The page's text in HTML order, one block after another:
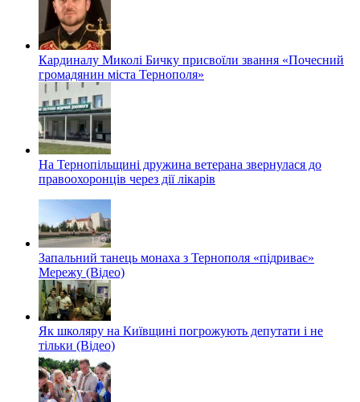
Кардиналу Миколі Бичку присвоїли звання «Почесний
громадянин міста Тернополя»
На Тернопільщині дружина ветерана звернулася до
правоохоронців через дії лікарів
Запальний танець монаха з Тернополя «підриває»
Мережу (Відео)
Як школяру на Київщині погрожують депутати і не
тільки (Відео)